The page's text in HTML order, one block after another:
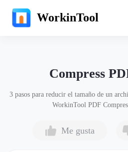
WorkinTool
Compress
3 pasos para reducir el tamaño de un
WorkinTool PDF
Me gusta